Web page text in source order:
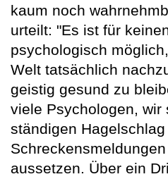
kaum noch
urteilt: "Es ist für
psychologisch
Welt tatsächlich
geistig gesund zu
viele Psychologen, wir
ständigen Hagelschlag
aussetzen. Über ein